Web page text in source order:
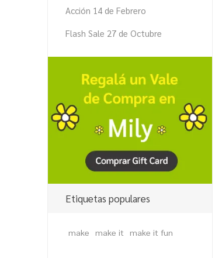
Acción 14 de Febrero
Flash Sale 27 de Octubre
Etiquetas populares
make make it make it fun